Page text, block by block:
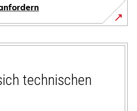
technischen